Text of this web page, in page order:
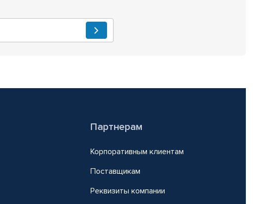
Партнерам
Корпоративным клиентам
Поставщикам
Реквизиты компании